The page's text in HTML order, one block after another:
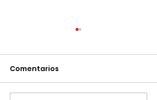
Comentarios